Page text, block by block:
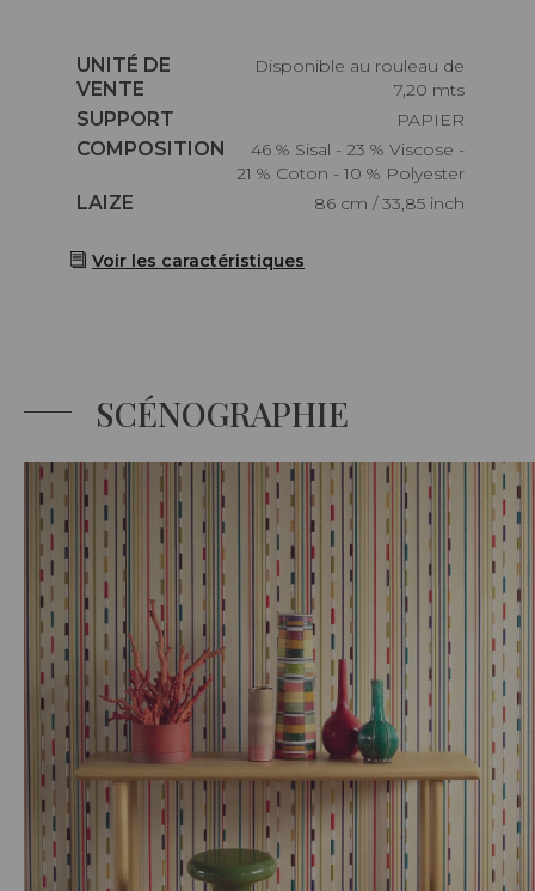
Caractéristiques
UNITÉ DE
VENTE
Disponible au rouleau de
7,20 mts
Caractéristiques
SUPPORT
PAPIER
Caractéristiques
COMPOSITION
46 % Sisal - 23 % Viscose -
21 % Coton - 10 % Polyester
Caractéristiques
LAIZE 86 cm / 33,85 inch
Voir les caractéristiques
SCÉNOGRAPHIE